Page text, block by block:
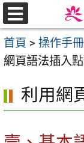
跳
至
主
要
首頁 > 操作手冊
網頁語法插入
利用網
選
單